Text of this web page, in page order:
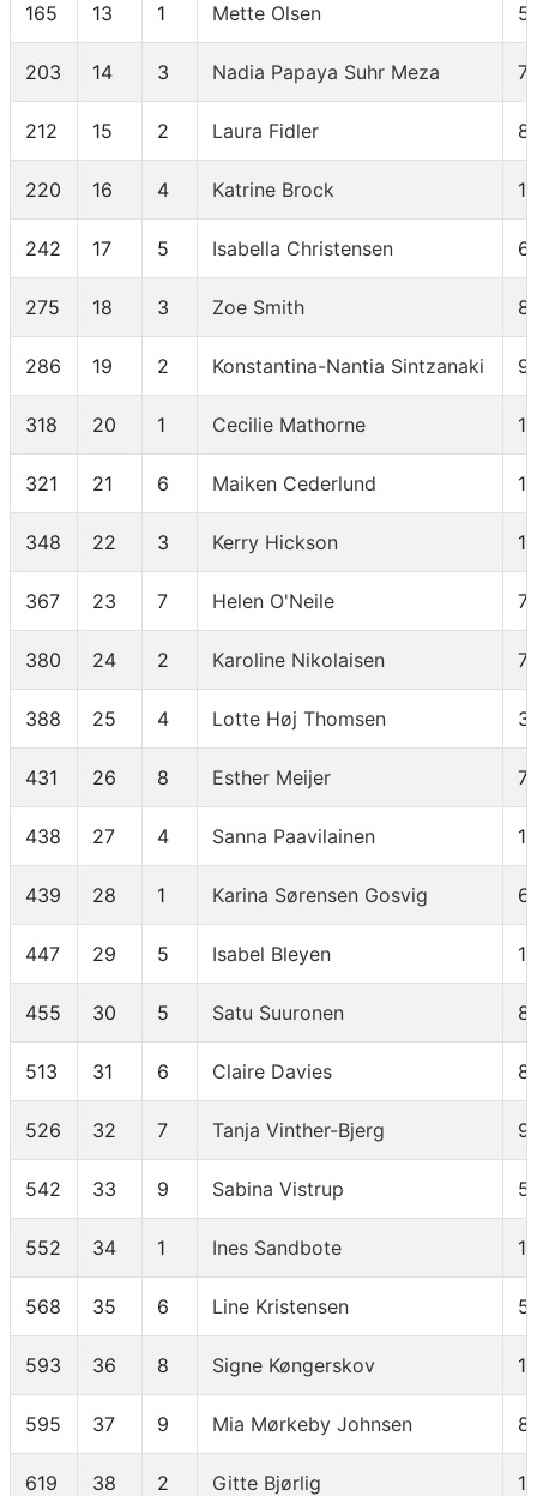
165 13 1 Mette Olsen
203 14 3 Nadia Papaya Suhr Meza
212 15 2 Laura Fidler
220 16 4 Katrine Brock
242 17 5 Isabella Christensen
275 18 3 Zoe Smith
286 19 2 Konstantina-Nantia Sintzanaki
318 20 1 Cecilie Mathorne
321 21 6 Maiken Cederlund
348 22 3 Kerry Hickson
367 23 7 Helen O'Neile
380 24 2 Karoline Nikolaisen
388 25 4 Lotte Høj Thomsen
431 26 8 Esther Meijer
438 27 4 Sanna Paavilainen
439 28 1 Karina Sørensen Gosvig
447 29 5 Isabel Bleyen
455 30 5 Satu Suuronen
513 31 6 Claire Davies
526 32 7 Tanja Vinther-Bjerg
542 33 9 Sabina Vistrup
552 34 1 Ines Sandbote
568 35 6 Line Kristensen
593 36 8 Signe Køngerskov
595 37 9 Mia Mørkeby Johnsen
619 38 2 Gitte Bjørlig